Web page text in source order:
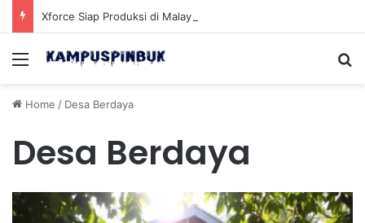
Menu
Home / Desa Berdaya
Desa Berdaya